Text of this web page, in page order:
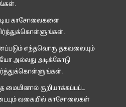
காசோலைகளை
எந்தவொரு தகவலையும்
அல்லது அடிக்கோடு
குறியாக்கப்பட்ட
வகையில் காசோலைகள்